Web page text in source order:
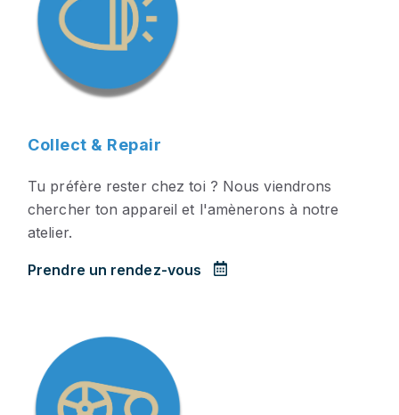
Collect & Repair
Tu préfère rester chez toi ? Nous viendrons
chercher ton appareil et l'amènerons à notre
atelier.
Prendre un rendez-vous